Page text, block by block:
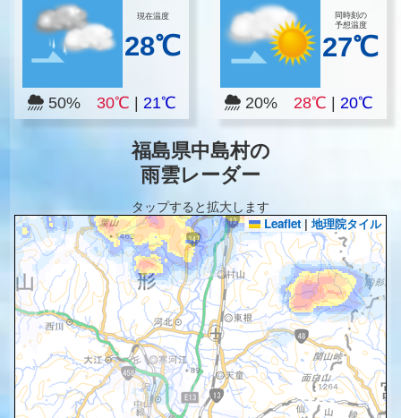
現在温度
28℃
50% 30℃ 21℃
同時刻の
予想温度
27℃
20% 28℃ |20℃
福島県中島村の
雨雲レーダー
タップすると拡大します
Leaflet | 地理院タイル